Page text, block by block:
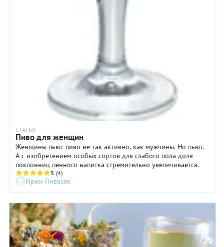
СТАТЬЯ
Пиво для женщин
Женщины пьют пиво не так активно, как мужчины. Но пьют.
А с изобретением особых сортов для слабого пола доля
поклонниц пенного напитка стремительно увеличивается.
5 (4)
Иржи Пивасек